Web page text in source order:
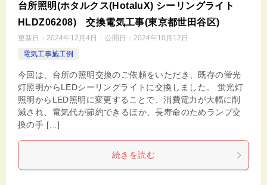
台所照明(ホタルクス(HotaluX) シーリングライト
HLDZ06208) 交換電気工事(東京都世田谷区)
更新日： 2024年12月4日 公開日： 2024年10月12日
電気工事施工例
今回は、台所の照明交換のご依頼をいただき、既存の蛍光
灯照明からLEDシーリングライトに交換しました。 蛍光灯
照明からLED照明に変更することで、消費電力が大幅に削
減され、電気代が節約できるほか、長寿命のためランプ交
換の手 […]
続きを読む